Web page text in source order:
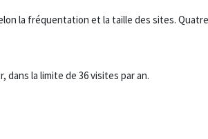
la fréquentation et la taille des sites.
dans la limite de 36 visites par an.